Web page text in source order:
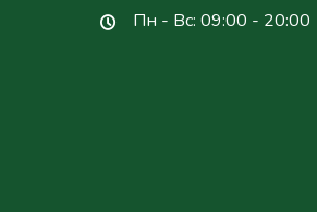
Пн - Вс: 09:00 - 20:00